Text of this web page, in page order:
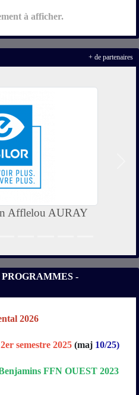
à afficher.
Afflelou AURAY
+ de partenaires
-
2026
semestre 2025 (maj 10/25)
FFN OUEST 2023